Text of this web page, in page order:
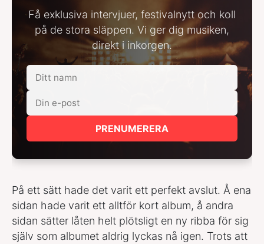
Få exklusiva intervjuer, festivalnytt och koll
på de stora släppen. Vi ger dig musiken,
direkt i inkorgen.
PRENUMERERA
På ett sätt hade det varit ett perfekt avslut. Å ena
sidan hade varit ett alltför kort album, å andra
sidan sätter låten helt plötsligt en ny ribba för sig
själv som albumet aldrig lyckas nå igen. Trots att